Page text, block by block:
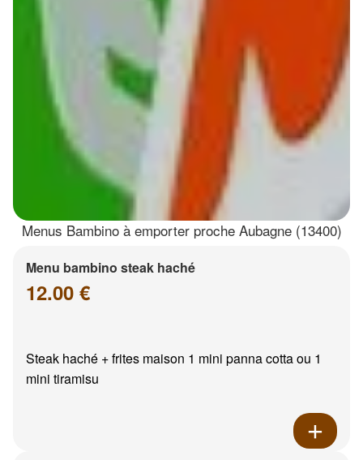
Menus Bambino à emporter proche Aubagne (13400)
Menu bambino steak haché
12.00 €
Steak haché + frites maison 1 mini panna cotta ou 1
mini tiramisu